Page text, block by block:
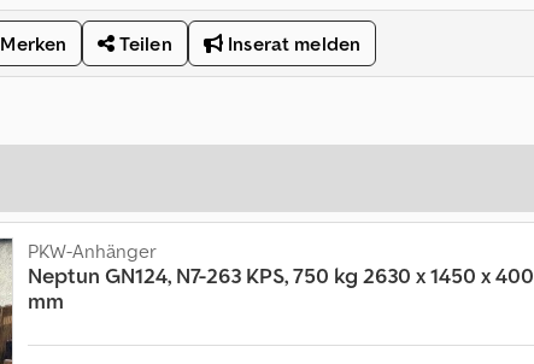
Merken Teilen Inserat melden
PKW-Anhänger
Neptun GN124, N7-263 KPS, 750 kg 2630 x 1450 x 400
mm